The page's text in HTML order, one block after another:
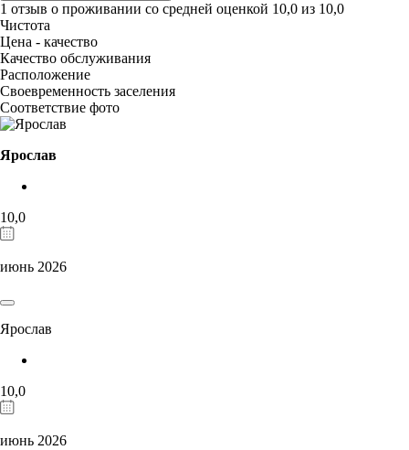
1 отзыв о проживании со средней оценкой 10,0 из 10,0
Чистота
Цена - качество
Качество обслуживания
Расположение
Своевременность заселения
Соответствие фото
Ярослав
10,0
июнь 2026
Ярослав
10,0
июнь 2026